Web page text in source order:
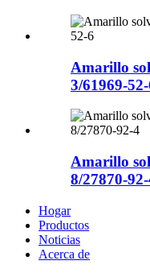
Amarillo
3/61969-
Amarillo
8/27870-
Hogar
Productos
Noticias
Acerca de